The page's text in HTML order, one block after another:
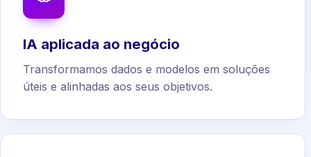
IA aplicada ao negócio
Transformamos dados e modelos em soluções
úteis e alinhadas aos seus objetivos.